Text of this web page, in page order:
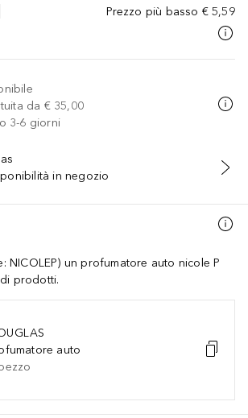
Prezzo più basso € 5,59
da € 35,00
3-6 giorni
AL CARRELLO
in negozio
NICOLEP) un profumatore auto nicole P
prodotti.
auto